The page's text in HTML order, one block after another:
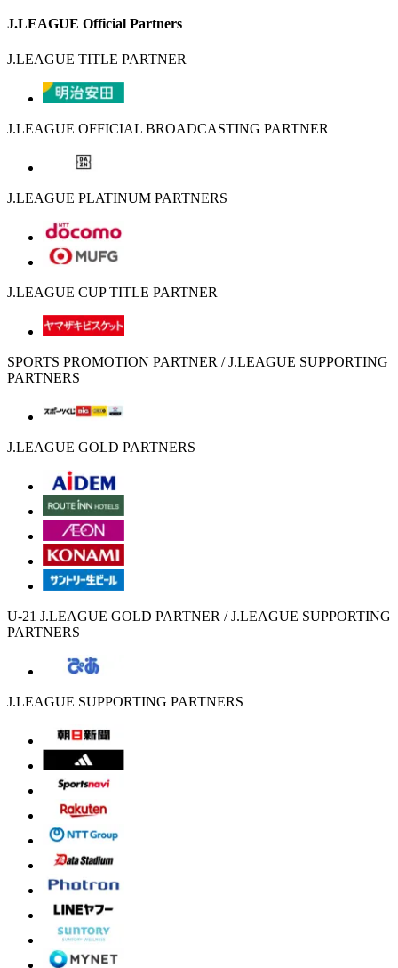
J.LEAGUE Official Partners
J.LEAGUE TITLE PARTNER
J.LEAGUE OFFICIAL BROADCASTING PARTNER
J.LEAGUE PLATINUM PARTNERS
J.LEAGUE CUP TITLE PARTNER
SPORTS PROMOTION PARTNER / J.LEAGUE SUPPORTING
PARTNERS
J.LEAGUE GOLD PARTNERS
U-21 J.LEAGUE GOLD PARTNER / J.LEAGUE SUPPORTING
PARTNERS
J.LEAGUE SUPPORTING PARTNERS